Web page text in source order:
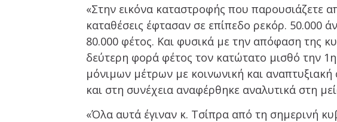
«Στην εικόνα καταστροφής που παρουσιάζετε
καταθέσεις έφτασαν σε επίπεδο ρεκόρ. 50.000
80.000 φέτος. Και φυσικά με την απόφαση της
δεύτερη φορά φέτος τον κατώτατο μισθό την
μόνιμων μέτρων με κοινωνική και
και στη συνέχεια αναφέρθηκε αναλυτικά στη
«Όλα αυτά έγιναν κ. Τσίπρα από τη σημερινή